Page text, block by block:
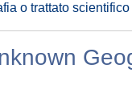
o trattato scientifico